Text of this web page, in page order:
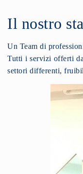
Il nostro
Un Team di
Tutti i servizi offerti
settori differenti,